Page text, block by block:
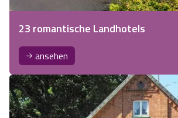
23 romantische Landhotels
ansehen